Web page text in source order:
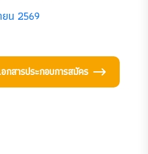
น 2569
กสารประกอบการสมัคร